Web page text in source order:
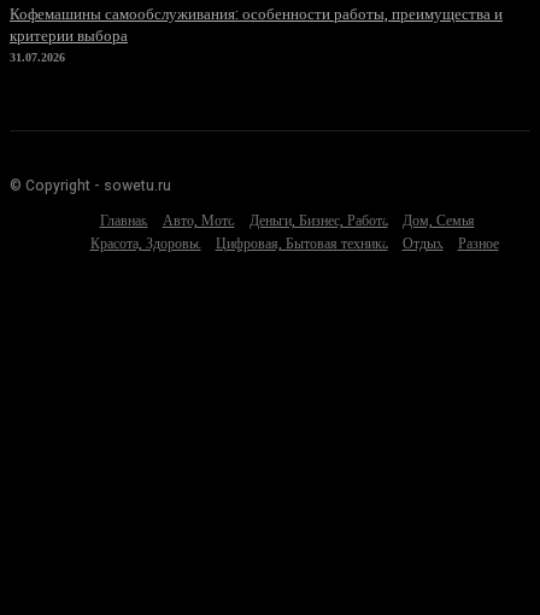
Кофемашины самообслуживания: особенности работы, преимущества и
критерии выбора
31.07.2026
© Copyright - sowetu.ru
Главная
Авто, Мото Деньги, Бизнес, Работа
Дом, Семья
Красота, Здоровье
Цифровая, Бытовая техника Отдых Разное